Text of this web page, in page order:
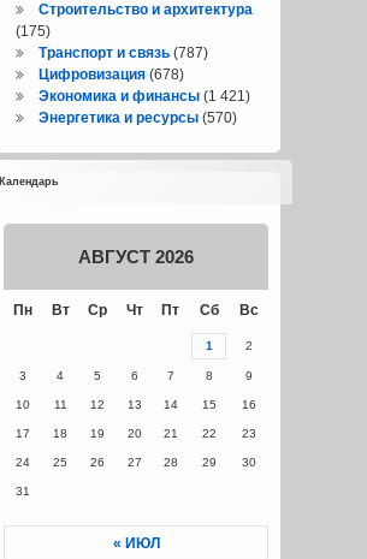
Строительство и архитектура
(175)
Транспорт и связь(787)
Цифровизация(678)
Экономика и финансы(1 421)
Энергетика и ресурсы(570)
Календарь
АВГУСТ 2026
Пн Вт Ср Чт Пт Сб Вс
1 2
3 4 5 6 7 8 9
10 11 12 13 14 15 16
17 18 19 20 21 22 23
24 25 26 27 28 29 30
31
« ИЮЛ